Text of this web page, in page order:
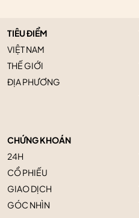
TIÊU ĐIỂM
VIỆT NAM
THẾ GIỚI
ĐỊA PHƯƠNG
CHỨNG KHOÁN
24H
CỔ PHIẾU
GIAO DỊCH
GÓC NHÌN